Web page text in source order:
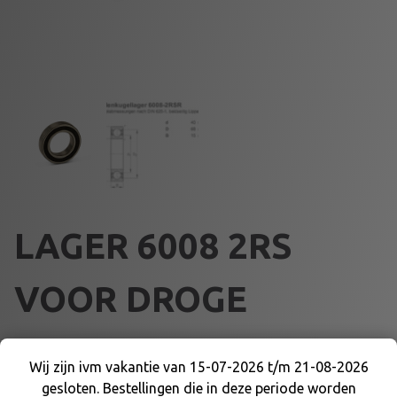
LAGER 6008 2RS
VOOR DROGE
KOPPELING
Wij zijn ivm vakantie van 15-07-2026 t/m 21-08-
Wij zijn ivm vakantie van 15-07-2026 t/m 21-08-2026
gesloten. Bestellingen die in deze periode worden